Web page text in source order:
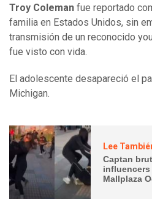
Troy Coleman fue reportado
familia en Estados Unidos, sin
transmisión de un reconocido
fue visto con vida.
El adolescente desapareció el
Michigan.
Lee
Captan
influencers
Mallplaza